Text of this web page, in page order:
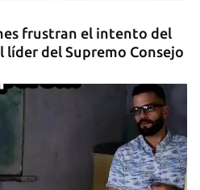
frustran el intento del
líder del Supremo Consejo